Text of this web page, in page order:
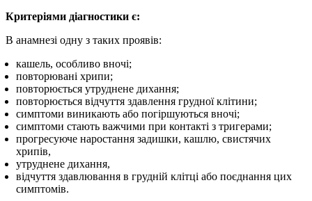
Критеріями діагностики є:
В анамнезі одну з таких проявів:
кашель, особливо вночі;
повторювані хрипи;
повторюється утруднене дихання;
повторюється відчуття здавлення грудної клітини;
симптоми виникають або погіршуються вночі;
симптоми стають важчими при контакті з тригерами;
прогресуюче наростання задишки, кашлю, свистячих
хрипів,
утруднене дихання,
відчуття здавлювання в грудній клітці або поєднання цих
симптомів.